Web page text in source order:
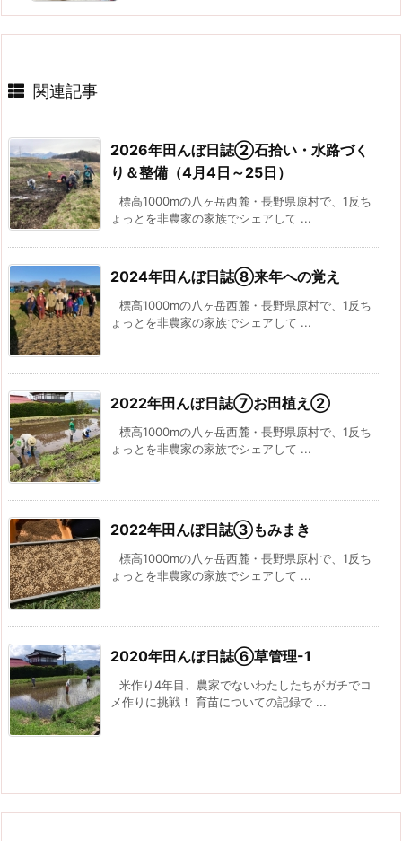
関連記事
2026年田んぼ日誌②石拾い・水路づく
り＆整備（4月4日～25日）
標高1000mの八ヶ岳西麓・長野県原村で、1反ち
ょっとを非農家の家族でシェアして ...
2024年田んぼ日誌⑧来年への覚え
標高1000mの八ヶ岳西麓・長野県原村で、1反ち
ょっとを非農家の家族でシェアして ...
2022年田んぼ日誌⑦お田植え②
標高1000mの八ヶ岳西麓・長野県原村で、1反ち
ょっとを非農家の家族でシェアして ...
2022年田んぼ日誌③もみまき
標高1000mの八ヶ岳西麓・長野県原村で、1反ち
ょっとを非農家の家族でシェアして ...
2020年田んぼ日誌⑥草管理-1
米作り4年目、農家でないわたしたちがガチでコ
メ作りに挑戦！ 育苗についての記録で ...